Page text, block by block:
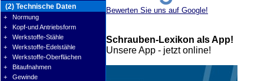
(2) Technische Daten
+ Normung
+ Kopf-und Antriebsform
+ Werkstoffe-Stähle
+ Werkstoffe-Edelstähle
+ Werkstoffe-Oberflächen
+ Bitaufnahmen
+ Gewinde
Bewerten Sie uns auf Google!
Schrauben-Lexikon als App!
Unsere App - jetzt online!